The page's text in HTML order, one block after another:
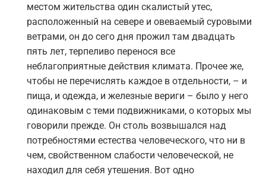
местом жительства один скалистый утес,
расположенный на севере и овеваемый суровыми
ветрами, он до сего дня прожил там двадцать
пять лет, терпеливо перенося все
неблагоприятные действия климата. Прочее же,
чтобы не перечислять каждое в отдельности, – и
пища, и одежда, и железные вериги – было у него
одинаковым с теми подвижниками, о которых мы
говорили прежде. Он столь возвышался над
потребностями естества человеческого, что ни в
чем, свойственном слабости человеческой, не
находил для себя утешения. Вот одно